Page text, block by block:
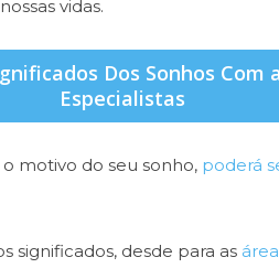
vidas.
Dos Sonhos
Especialistas
motivo do seu sonho, poderá
significados, desde para as